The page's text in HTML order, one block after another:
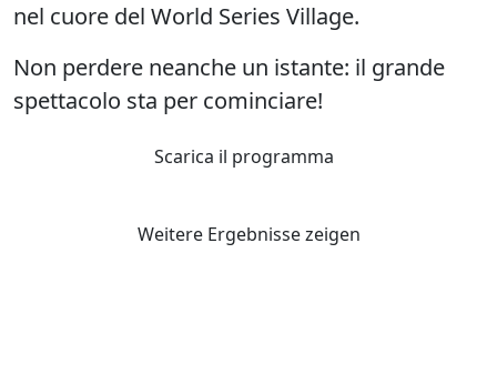
nel cuore del World Series Village.
Non perdere neanche un istante: il grande
spettacolo sta per cominciare!
Scarica il programma
Weitere Ergebnisse zeigen